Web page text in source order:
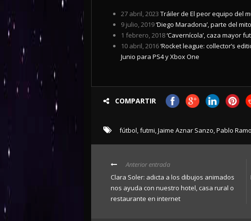
27 abril, 2023 Tráiler de El peor equipo del
9 julio, 2019‘Diego Maradona’, parte del
1 febrero, 2018‘Cavernícola’, caza mayor
10 abril, 2016‘Rocket league: collector’s
Junio para PS4 y Xbox One
COMPARTIR
fútbol,futmi,Jaime Aznar Sanzo,Pablo
Anterior entrada
Clara Soler: adicta a los dibujos animados
nos ayuda con nuestro hotel, casa rural o
restaurante en internet